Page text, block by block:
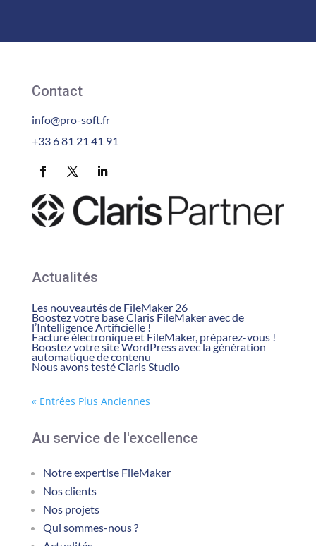
Contact
info@pro-soft.fr
+33 6 81 21 41 91
Actualités
Les nouveautés de FileMaker 26
Boostez votre base Claris FileMaker avec de
l’Intelligence Artificielle !
Facture électronique et FileMaker, préparez-vous !
Boostez votre site WordPress avec la génération
automatique de contenu
Nous avons testé Claris Studio
« Entrées Plus Anciennes
Au service de l'excellence
Notre expertise FileMaker
Nos clients
Nos projets
Qui sommes-nous ?